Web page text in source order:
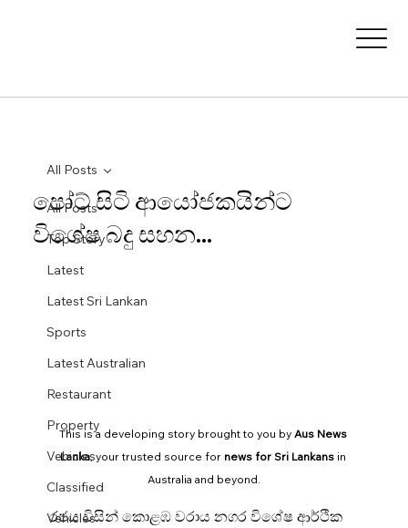
All Posts
Top Story
Latest
Latest Sri Lankan
Sports
Latest Australian
Restaurant
Property
Vehicles
Classified
Vehicles
All Posts
පෝට් සිටි ආයෝජකයින්ට
විශේෂ බදු සහන...
This is a developing story brought to you by Aus News
Lanka, your trusted source for news for Sri Lankans in
Australia and beyond.
රජය විසින් කොළඹ වරාය නගර විශේෂ ආර්ථික